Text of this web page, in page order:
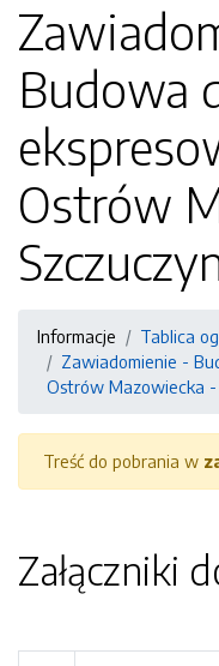
Budowa
Ostrów
Informacje
Tablica
Zawiadomienie -
Ostrów Mazowiecka -
Treść do pobrania w
Załączniki